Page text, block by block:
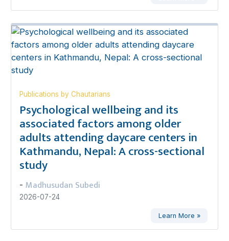
Publications by Chautarians
Psychological wellbeing and its
associated factors among older
adults attending daycare centers in
Kathmandu, Nepal: A cross-sectional
study
- Madhusudan Subedi
2026-07-24
Learn More »